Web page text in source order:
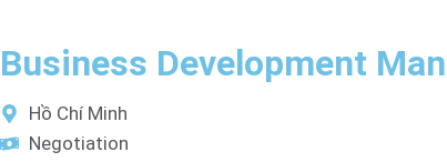
Business Development
Hồ Chí Minh
Negotiation